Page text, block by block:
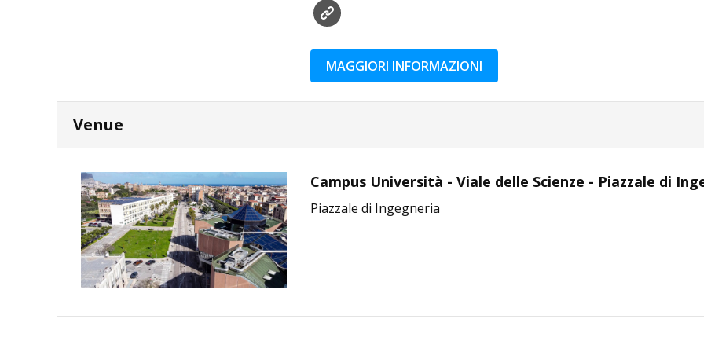
MAGGIORI INFORMAZIONI
Venue
Campus Università - Viale delle Scienze - Piazzale di
Piazzale di Ingegneria